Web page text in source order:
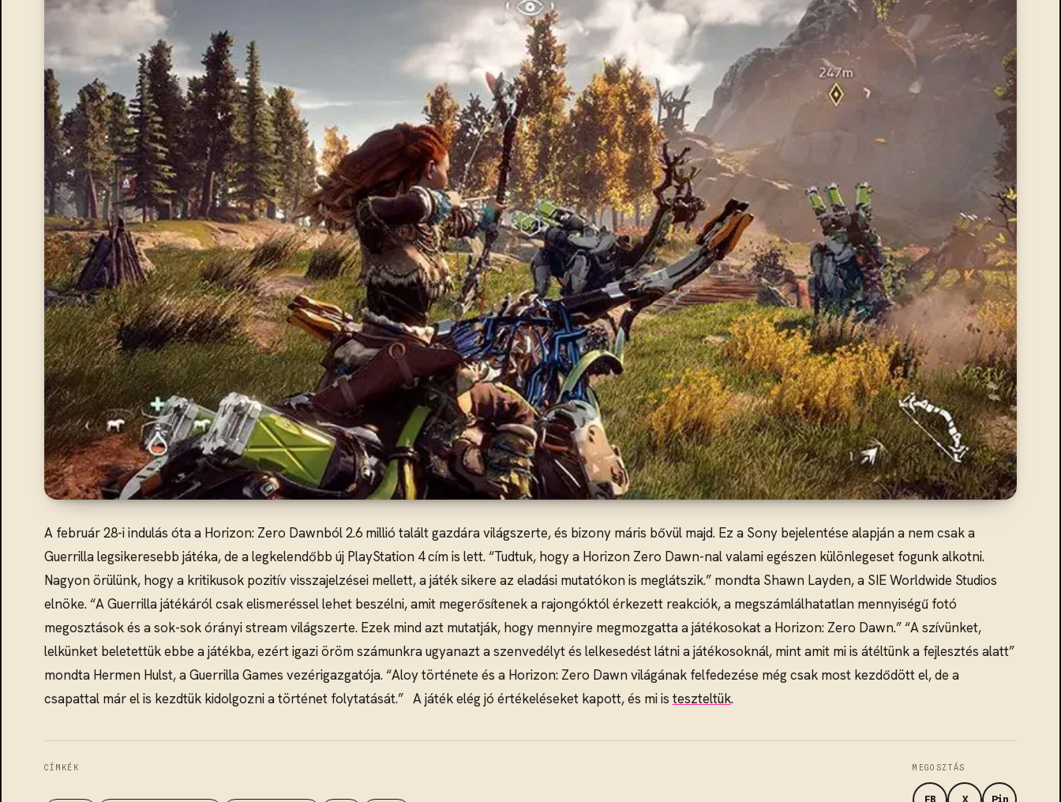
A február 28-i indulás óta a Horizon: Zero Dawnból 2.6 millió talált gazdára világszerte, és bizony máris bővül majd. Ez a Sony bejelentése alapján a nem csak a
Guerrilla legsikeresebb játéka, de a legkelendőbb új PlayStation 4 cím is lett. “Tudtuk, hogy a Horizon Zero Dawn-nal valami egészen különlegeset fogunk alkotni.
Nagyon örülünk, hogy a kritikusok pozitív visszajelzései mellett, a játék sikere az eladási mutatókon is meglátszik.” mondta Shawn Layden, a SIE Worldwide Studios
elnöke. “A Guerrilla játékáról csak elismeréssel lehet beszélni, amit megerősítenek a rajongóktól érkezett reakciók, a megszámlálhatatlan mennyiségű fotó
megosztások és a sok-sok órányi stream világszerte. Ezek mind azt mutatják, hogy mennyire megmozgatta a játékosokat a Horizon: Zero Dawn.” “A szívünket,
lelkünket beletettük ebbe a játékba, ezért igazi öröm számunkra ugyanazt a szenvedélyt és lelkesedést látni a játékosoknál, mint amit mi is átéltünk a fejlesztés alatt”
mondta Hermen Hulst, a Guerrilla Games vezérigazgatója. “Aloy története és a Horizon: Zero Dawn világának felfedezése még csak most kezdődött el, de a
csapattal már el is kezdtük kidolgozni a történet folytatását.” A játék elég jó értékeléseket kapott, és mi is teszteltük.
CÍMKÉK MEGOSZTÁS
FB X Pin